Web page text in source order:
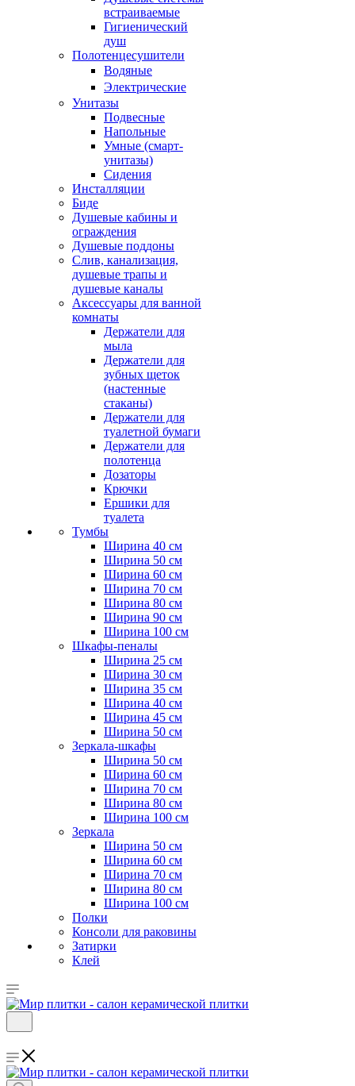
встраиваемые
Гигиенический
душ
Полотенцесушители
ㅤВодяные
ㅤЭлектрические
Унитазы
Подвесные
Напольные
Умные (смарт-
унитазы)
Сидения
Инсталляции
Биде
Душевые кабины и
ограждения
Душевые поддоны
Слив, канализация,
душевые трапы и
душевые каналы
Аксессуары для ванной
комнаты
Держатели для
мыла
Держатели для
зубных щеток
(настенные
стаканы)
Держатели для
туалетной бумаги
Держатели для
полотенца
Дозаторы
Крючки
Ершики для
туалета
Тумбы
Ширина 40 см
Ширина 50 см
Ширина 60 см
Ширина 70 см
Ширина 80 см
Ширина 90 см
Ширина 100 см
Шкафы-пеналы
Ширина 25 см
Ширина 30 см
Ширина 35 см
Ширина 40 см
Ширина 45 см
Ширина 50 см
Зеркала-шкафы
Ширина 50 см
Ширина 60 см
Ширина 70 см
Ширина 80 см
Ширина 100 см
Зеркала
Ширина 50 см
Ширина 60 см
Ширина 70 см
Ширина 80 см
Ширина 100 см
Полки
Консоли для раковины
Затирки
Клей